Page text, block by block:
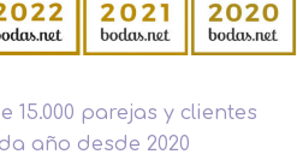
15.000 parejas y clientes
año desde 2020